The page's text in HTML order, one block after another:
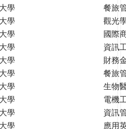
學
餐旅
學
觀光
學
國際
學
資訊
學
財務
學
餐旅
學
生物
學
電機
學
資訊
學
應用